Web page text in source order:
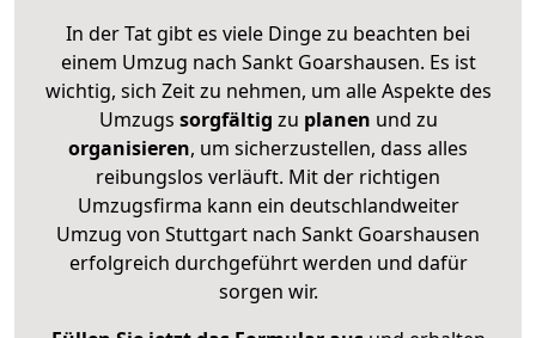
In der Tat gibt es viele Dinge zu beachten bei
einem Umzug nach Sankt Goarshausen. Es ist
wichtig, sich Zeit zu nehmen, um alle Aspekte des
Umzugs sorgfältig zu planen und zu
organisieren, um sicherzustellen, dass alles
reibungslos verläuft. Mit der richtigen
Umzugsfirma kann ein deutschlandweiter
Umzug von Stuttgart nach Sankt Goarshausen
erfolgreich durchgeführt werden und dafür
sorgen wir.